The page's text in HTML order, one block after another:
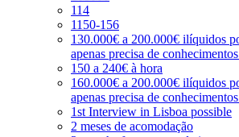
114
1150-156
130.000€ a 200.000€ ilíquidos
apenas precisa de
150 a 240€ à hora
160.000€ a 200.000€ ilíquidos
apenas precisa de
1st Interview in Lisboa possible
2 meses de acomodação